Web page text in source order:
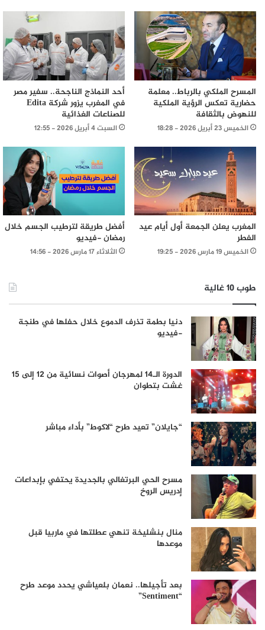
المسرح الملكي بالرباط.. معلمة
حضارية تعكس الرؤية الملكية
للنهوض بالثقافة
الخميس 23 أبريل 2026 - 18:28
أحد النماذج الناجحة.. سفير مصر
في المغرب يزور شركة Edita
للصناعات الغذائية
السبت 4 أبريل 2026 - 12:55
المغرب يعلن الجمعة أول أيام عيد
الفطر
الخميس 19 مارس 2026 - 19:25
أفضل طريقة لترطيب الجسم خلال
رمضان -فيديو
الثلاثاء 17 مارس 2026 - 14:56
طوب 10 غالية
دنيا بطمة تذرف الدموع خلال حفلها في طنجة
-فيديو
الدورة الـ14 لمهرجان أصوات نسائية من 12 إلى 15
غشت بتطوان
“جايلان” تعيد طرح “لاكوط” بأداء مباشر
مسرح الحي البرتغالي بالجديدة يحتفي بإبداعات
إدريس الروخ
منال بنشليخة تنهي عطلتها في ماربيا قبل
موعدها
بعد تأجيلها.. نعمان بلعياشي يحدد موعد طرح
“Sentiment”